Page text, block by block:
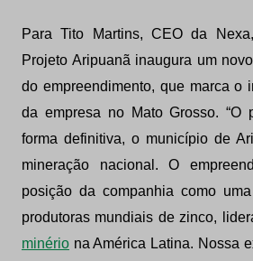
Para Tito Martins, CEO da
Projeto Aripuanã inaugura um
do empreendimento, que marca o
da empresa no Mato Grosso. “O
forma definitiva, o município de
mineração nacional. O
posição da companhia como
produtoras mundiais de zinco,
minériona América Latina. Nossa